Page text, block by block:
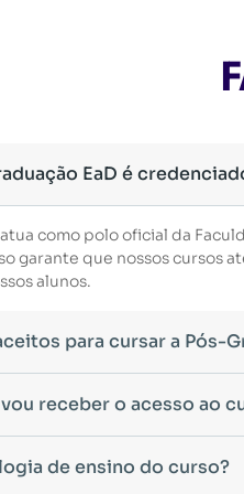
EaD é
atua como polo oficial da
garante que nossos cursos
alunos.
para cursar a Pós-
curso de pós-graduação, é
voltada para o magistério
receber o acesso ao
matrícula e a confirmação
de ensino do curso?